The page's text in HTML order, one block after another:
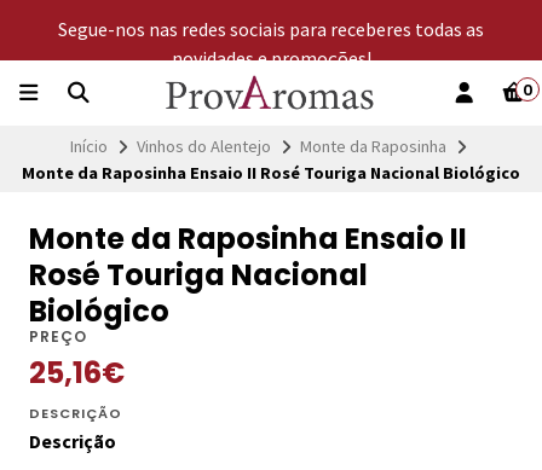
Segue-nos nas redes sociais para receberes todas as
novidades e promoções!
0
Início Vinhos do Alentejo
Monte da Raposinha
Monte da Raposinha Ensaio II Rosé Touriga Nacional Biológico
Monte da Raposinha Ensaio II
Rosé Touriga Nacional
Biológico
PREÇO
25,16€
DESCRIÇÃO
Descrição